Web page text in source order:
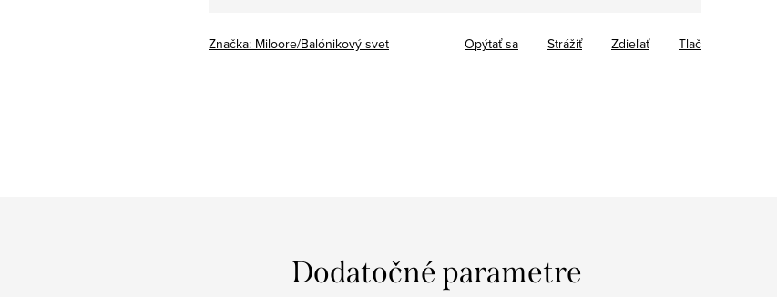
Značka: Miloore/Balónikový svet Tlač
Opýtať sa Strážiť Zdieľať
Dodatočné parametre